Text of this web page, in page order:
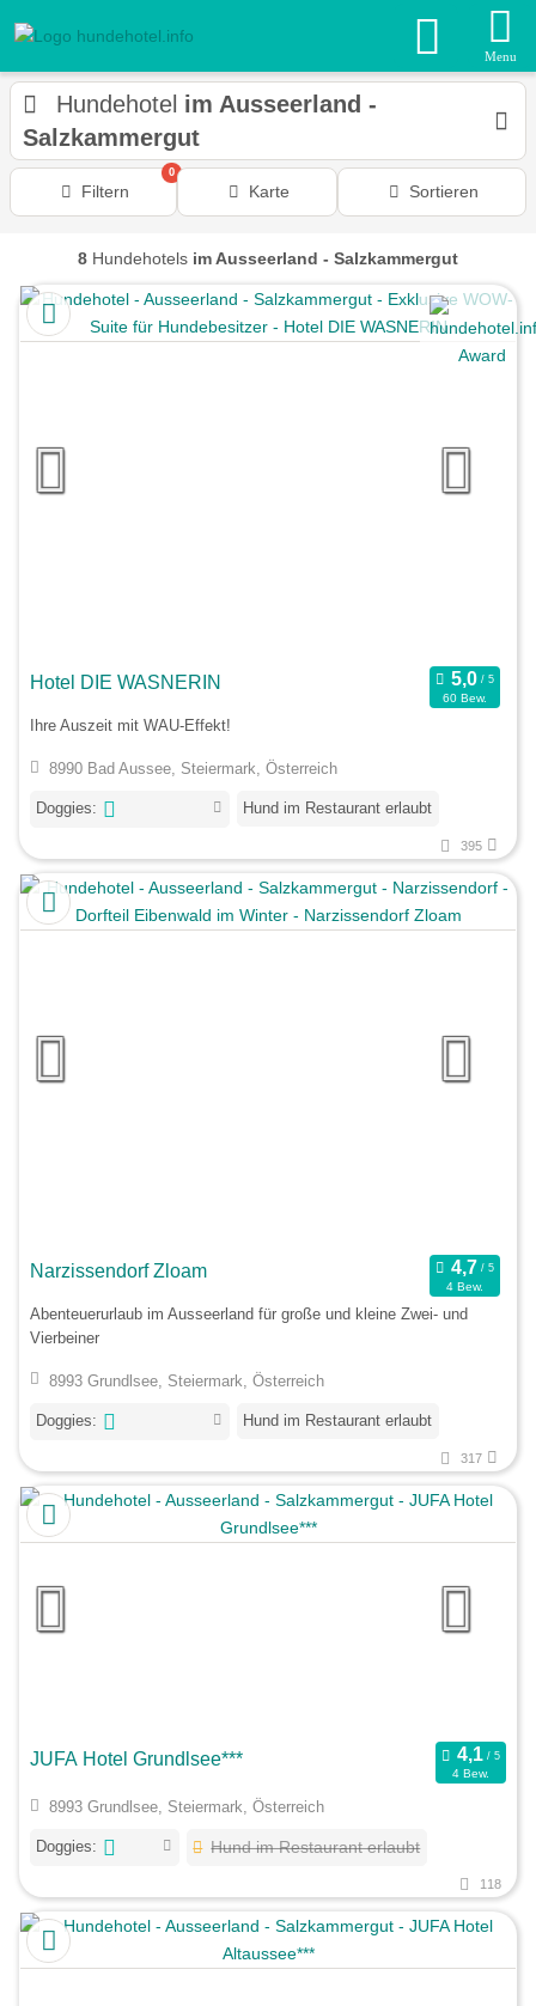
Menu
Hundehotel im Ausseerland -
Salzkammergut
Filtern
0
Karte Sortieren
8 Hundehotels im Ausseerland - Salzkammergut
Hotel DIE WASNERIN
60 Bew.
Ihre Auszeit mit WAU-Effekt!
8990 Bad Aussee, Steiermark, Österreich
Doggies: Hund im Restaurant erlaubt
395
Narzissendorf Zloam
4 Bew.
Abenteuerurlaub im Ausseerland für große und kleine Zwei- und
Vierbeiner
8993 Grundlsee, Steiermark, Österreich
Doggies: Hund im Restaurant erlaubt
317
JUFA Hotel Grundlsee***
4 Bew.
8993 Grundlsee, Steiermark, Österreich
Doggies: Hund im Restaurant erlaubt
118